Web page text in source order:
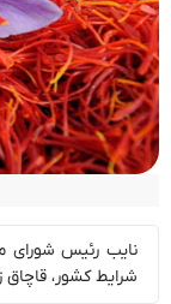
نایب رئیس شورای
شرایط کشور، قاچاق